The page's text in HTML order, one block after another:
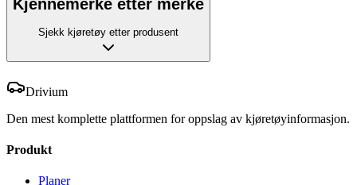
Kjennemerke etter merke
Sjekk kjøretøy etter produsent
Drivium
Den mest komplette plattformen for oppslag av kjøretøyinformasjon.
Produkt
Planer